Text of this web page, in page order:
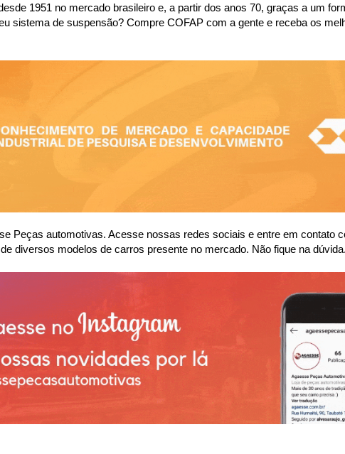
1951 no mercado brasileiro e, a partir dos anos 70, graças a um
sistema de suspensão? Compre COFAP com a gente e receba os
Peças automotivas. Acesse nossas redes sociais e entre em contato
diversos modelos de carros presente no mercado. Não fique na dúvida.